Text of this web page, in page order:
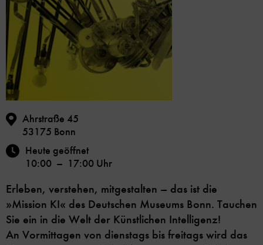
Ahrstraße 45
53175 Bonn
Heute geöffnet
10:00 – 17:00 Uhr
Erleben, verstehen, mitgestalten – das ist die
»Mission KI« des Deutschen Museums Bonn. Tauchen
Sie ein in die Welt der Künstlichen Intelligenz!
An Vormittagen von dienstags bis freitags wird das